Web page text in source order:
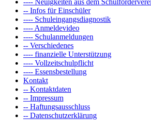
---- Neuigkeiten aus dem
-- Infos für Einschüler
---- Schuleingangsdiagnostik
---- Anmeldevideo
---- Schulanmeldungen
-- Verschiedenes
---- finanzielle Unterstützung
---- Vollzeitschulpflicht
---- Essensbestellung
Kontakt
-- Kontaktdaten
-- Impressum
-- Haftungsausschluss
-- Datenschutzerklärung